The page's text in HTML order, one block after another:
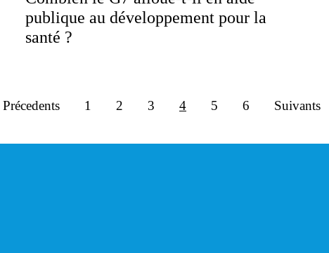
publique au développement pour la
santé ?
Précedents 1 2 3 4 5 6 Suivants